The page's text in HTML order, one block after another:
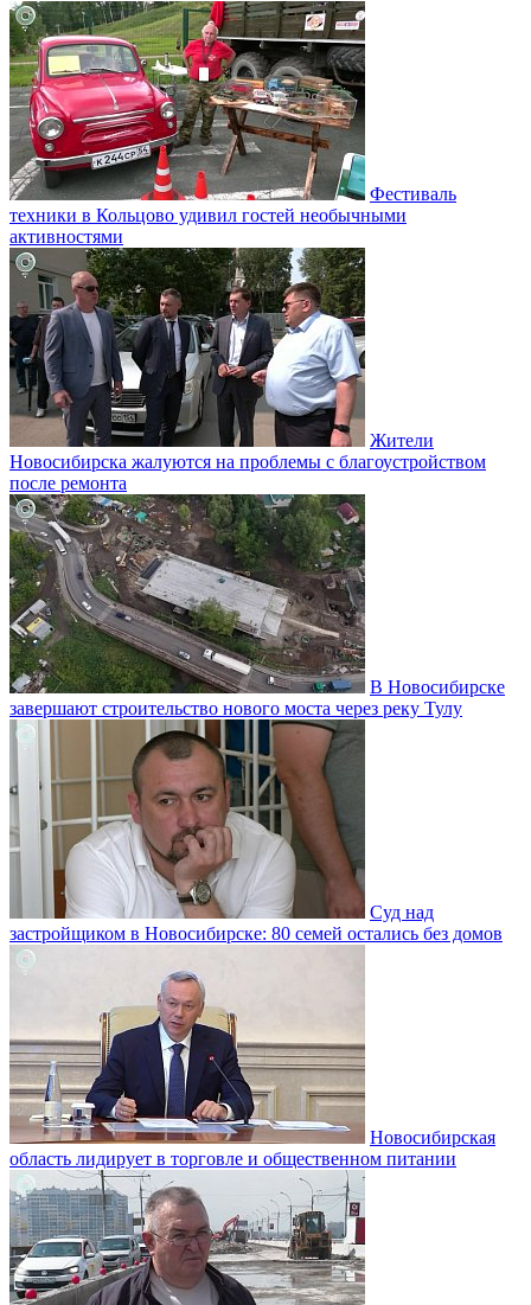
Фестиваль
техники в Кольцово удивил гостей необычными
активностями
Жители
Новосибирска жалуются на проблемы с благоустройством
после ремонта
В Новосибирске
завершают строительство нового моста через реку Тулу
Суд над
застройщиком в Новосибирске: 80 семей остались без домов
Новосибирская
область лидирует в торговле и общественном питании